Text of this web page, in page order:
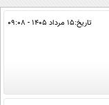
تاریخ:۱۵ مرداد ۱۴۰۵ - ۰۹:۰۸